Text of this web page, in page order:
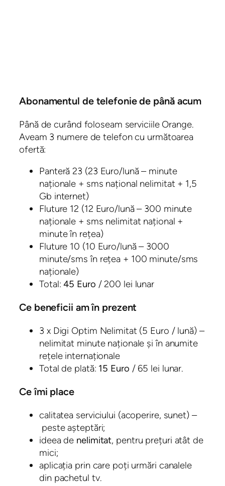
Abonamentul de telefonie de până acum
Până de curând foloseam serviciile Orange.
Aveam 3 numere de telefon cu următoarea
ofertă:
Panteră 23 (23 Euro/lună – minute
naționale + sms național nelimitat + 1,5
Gb internet)
Fluture 12 (12 Euro/lună – 300 minute
naționale + sms nelimitat național +
minute în rețea)
Fluture 10 (10 Euro/lună – 3000
minute/sms în rețea + 100 minute/sms
naționale)
Total:45 Euro / 200 lei lunar
Ce beneficii am în prezent
3 x Digi Optim Nelimitat (5 Euro / lună) –
nelimitat minute naționale și în anumite
rețele internaționale
Total de plată: 15 Euro / 65 lei lunar.
Ce îmi place
calitatea serviciului (acoperire, sunet) –
peste așteptări;
ideea de nelimitat, pentru prețuri atât de
mici;
aplicația prin care poți urmări canalele
din pachetul tv.